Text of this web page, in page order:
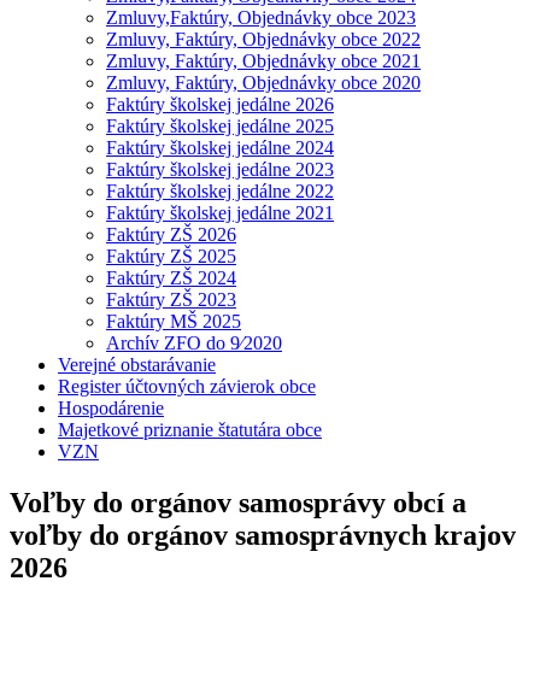
Zmluvy,Faktúry, Objednávky obce 2023
Zmluvy, Faktúry, Objednávky obce 2022
Zmluvy, Faktúry, Objednávky obce 2021
Zmluvy, Faktúry, Objednávky obce 2020
Faktúry školskej jedálne 2026
Faktúry školskej jedálne 2025
Faktúry školskej jedálne 2024
Faktúry školskej jedálne 2023
Faktúry školskej jedálne 2022
Faktúry školskej jedálne 2021
Faktúry ZŠ 2026
Faktúry ZŠ 2025
Faktúry ZŠ 2024
Faktúry ZŠ 2023
Faktúry MŠ 2025
Archív ZFO do 9⁄2020
Verejné obstarávanie
Register účtovných závierok obce
Hospodárenie
Majetkové priznanie štatutára obce
VZN
Voľby do orgánov samosprávy obcí a
voľby do orgánov samosprávnych krajov
2026